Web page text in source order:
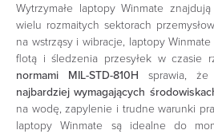
Wytrzymałe laptopy Winmate
wielu rozmaitych sektorach
na wstrząsy i wibracje, laptopy
flotą i śledzenia przesyłek w czasie
normami MIL-STD-810H sprawia,
najbardziej wymagających
na wodę, zapylenie i trudne warunki
laptopy Winmate są idealne do